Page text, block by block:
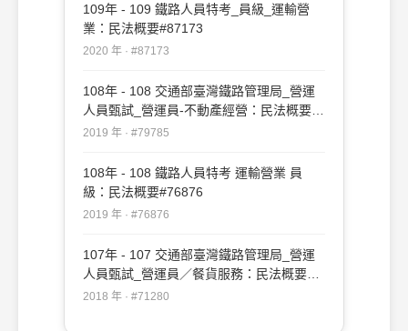
109年 - 109 鐵路人員特考_員級_運輸營
業：民法概要#87173
2020 年 · #87173
108年 - 108 交通部臺灣鐵路管理局_營運
人員甄試_營運員-不動產經營：民法概要
#79785
2019 年 · #79785
108年 - 108 鐵路人員特考 運輸營業 員
級：民法概要#76876
2019 年 · #76876
107年 - 107 交通部臺灣鐵路管理局_營運
人員甄試_營運員／餐貨服務：民法概要
#71280
2018 年 · #71280